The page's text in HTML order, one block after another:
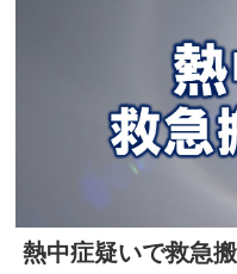
熱中症疑いで救急